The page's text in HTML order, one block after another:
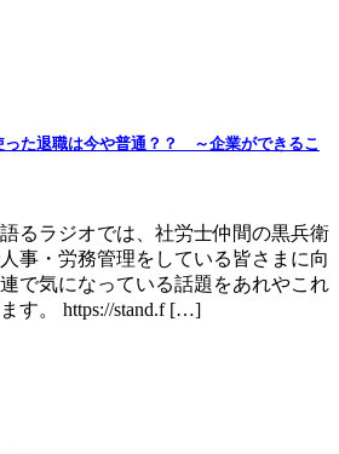
った退職は今や普通？？ ～企業ができるこ
るラジオでは、社労士仲間の黒兵衛
事・労務管理をしている皆さまに向
で気になっている話題をあれやこれ
す。 https://stand.f […]